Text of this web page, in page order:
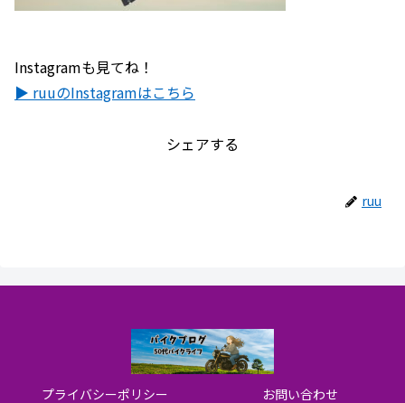
Instagramも見てね！
▶ ruuのInstagramはこちら
シェアする
ruu
プライバシーポリシー お問い合わせ